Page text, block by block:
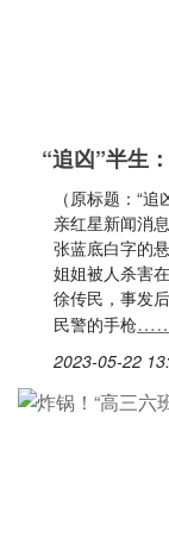
“追凶”半生
（原标题：“
亲红星新闻消
张蓝底白字的
姐姐被人杀害
徐传民，事发
民警的手枪
2023-05-22